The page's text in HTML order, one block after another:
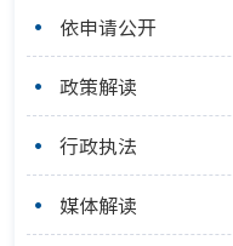
依申请公开
政策解读
行政执法
媒体解读